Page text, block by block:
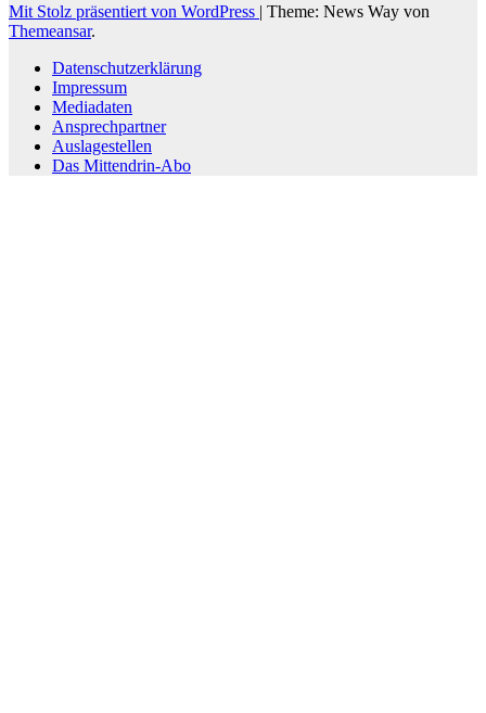
Mit Stolz präsentiert von WordPress | Theme: News Way von
Themeansar.
Datenschutzerklärung
Impressum
Mediadaten
Ansprechpartner
Auslagestellen
Das Mittendrin-Abo